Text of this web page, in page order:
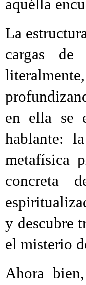
aquélla
La
cargas
en ella se
hablante:
metafísica
concreta
y descubre
el misterio
Ahora